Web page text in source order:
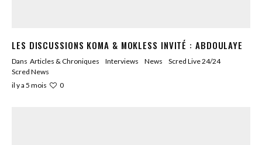
LES DISCUSSIONS KOMA & MOKLESS INVITÉ : ABDOULAYE
Dans Articles & Chroniques Interviews News
Scred Live 24/24
Scred News
il y a 5 mois
0